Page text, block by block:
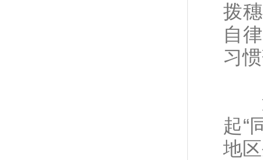
拨
自
习
近
起“
地